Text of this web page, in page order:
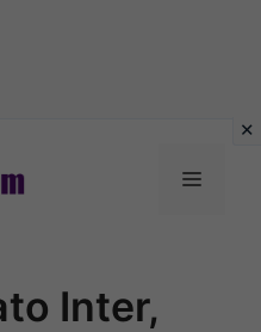
Menu
Inter,